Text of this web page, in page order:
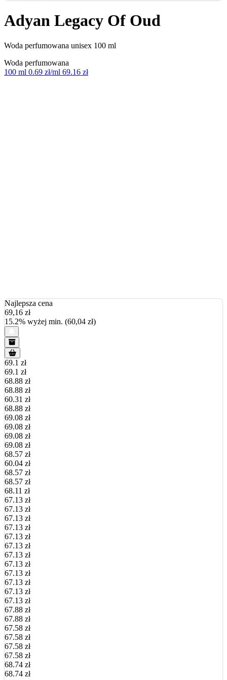
Adyan Legacy Of Oud
Woda perfumowana unisex 100 ml
Woda perfumowana
100 ml 0.69 zł/ml 69.16 zł
Najlepsza cena
69,16 zł
15.2% wyżej min. (60,04 zł)
69.1 zł
69.1 zł
68.88 zł
68.88 zł
60.31 zł
68.88 zł
69.08 zł
69.08 zł
69.08 zł
69.08 zł
68.57 zł
60.04 zł
68.57 zł
68.57 zł
68.11 zł
67.13 zł
67.13 zł
67.13 zł
67.13 zł
67.13 zł
67.13 zł
67.13 zł
67.13 zł
67.13 zł
67.13 zł
67.13 zł
67.13 zł
67.88 zł
67.88 zł
67.58 zł
67.58 zł
67.58 zł
67.58 zł
68.74 zł
68.74 zł